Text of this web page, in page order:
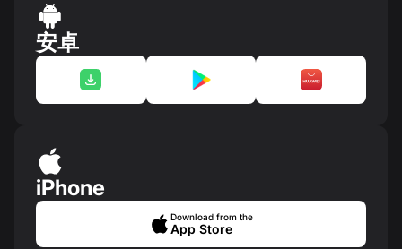
安卓
iPhone
Download from the
App Store